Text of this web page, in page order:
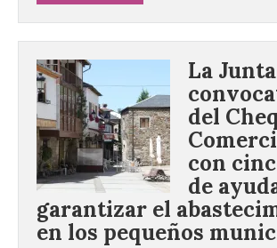
La
del
con
de
garantizar el
en los pequeños